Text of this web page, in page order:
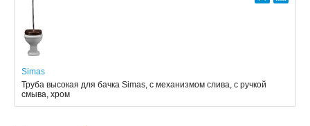
Simas
Труба высокая для бачка Simas, с механизмом слива, с ручкой
смыва, хром